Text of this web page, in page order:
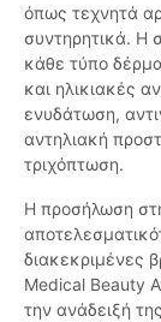
όπως τεχνητά
συντηρητικά. Η
κάθε τύπο
και ηλικιακές
ενυδάτωση,
αντηλιακή
τριχόπτωση.
Η προσήλωση
διακεκριμένες
Medical Beauty
την ανάδειξή